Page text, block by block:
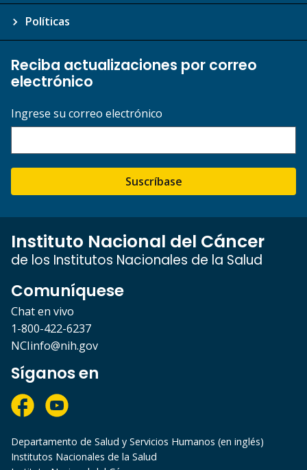
Políticas
Reciba actualizaciones por correo
electrónico
Ingrese su correo electrónico
Suscríbase
Instituto Nacional del Cáncer
de los Institutos Nacionales de la Salud
Comuníquese
Chat en vivo
1-800-422-6237
NCIinfo@nih.gov
Síganos en
Departamento de Salud y Servicios Humanos (en inglés)
Institutos Nacionales de la Salud